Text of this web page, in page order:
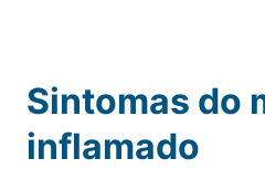
Sintomas do
inflamado